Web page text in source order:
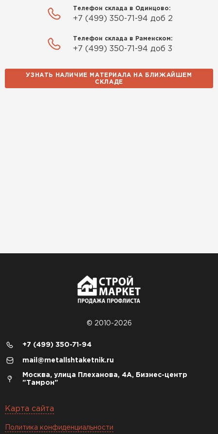
Телефон склада в Одинцово:
+7 (499) 350-71-94 доб 2
Телефон склада в Раменском:
+7 (499) 350-71-94 доб 3
УЗНАТЬ НАЛИЧИЕ МАТЕРИАЛА НА БЛИЖАЙШЕМ
СКЛАДЕ
© 2010-2026
+7 (499) 350-71-94
mail@metallshtaketnik.ru
Москва, улица Плеханова, 4А, Бизнес-центр
"Тамрон"
Карта сайта
Политика конфиденциальности